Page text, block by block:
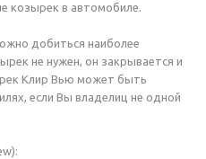
козырек в автомобиле.
добиться наиболее
не нужен, он закрывается и
Клир Вью может быть
если Вы владелиц не одной